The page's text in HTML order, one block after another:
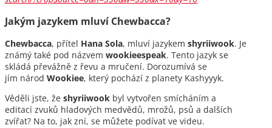
Jakým jazykem mluví Chewbacca?
Chewbacca, přítel Hana Sola, mluví jazykem shyriiwook. Je
známý také pod názvem wookieespeak. Tento jazyk se
skládá převážně z řevu a mručení. Dorozumívá se
jím národ Wookiee, který pochází z planety Kashyyyk.
Věděli jste, že shyriiwook byl vytvořen smícháním a
editací zvuků hladových medvědů, mrožů, psů a dalších
zvířat? Na to, jak zní, se můžete podívat ve videu.